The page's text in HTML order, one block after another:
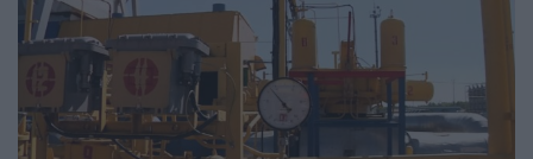
mit kap a könnyítésért cserébe, a Gazprom, a magyar
kormány és az állami tulajdonú MVM is hallgat, néhány
részletet azonban a nemzetközi sajtó már
megszellőztetett.